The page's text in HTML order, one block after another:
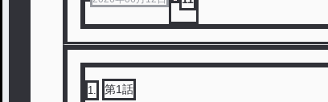
1 第1話